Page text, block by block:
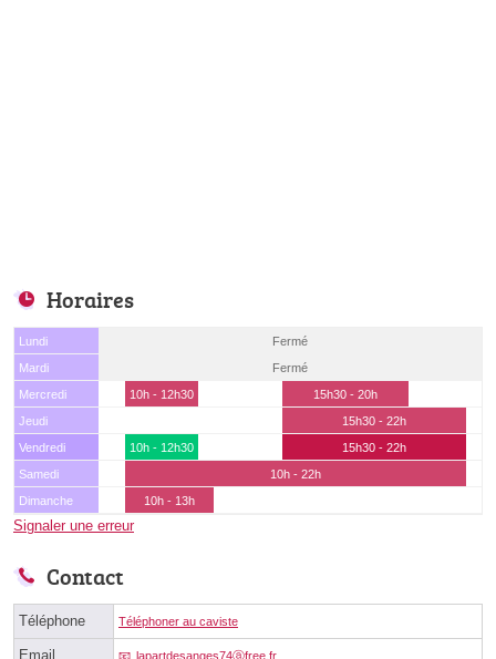
Horaires
Lundi
Fermé
Mardi
Fermé
Mercredi
10h - 12h30
15h30 - 20h
Jeudi
15h30 - 22h
Vendredi
10h - 12h30
15h30 - 22h
Samedi
10h - 22h
Dimanche
10h - 13h
Signaler une erreur
Contact
Téléphone Téléphoner au caviste
Email lapartdesanges74ⓐfree.fr